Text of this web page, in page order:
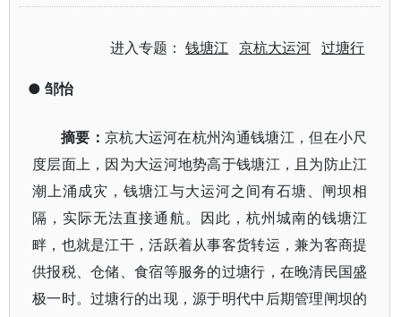
进入专题：钱塘江 京杭大运河 过塘行
● 邹怡
摘要： 京杭大运河在杭州沟通钱塘江，但在小尺
度层面上，因为大运河地势高于钱塘江，且为防止江
潮上涌成灾，钱塘江与大运河之间有石塘、闸坝相
隔，实际无法直接通航。因此，杭州城南的钱塘江
畔，也就是江干，活跃着从事客货转运，兼为客商提
供报税、仓储、食宿等服务的过塘行，在晚清民国盛
极一时。过塘行的出现，源于明代中后期管理闸坝的